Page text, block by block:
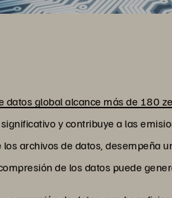
datos global alcance más de 180
y contribuye a las
archivos de datos, desempeña
de los datos puede